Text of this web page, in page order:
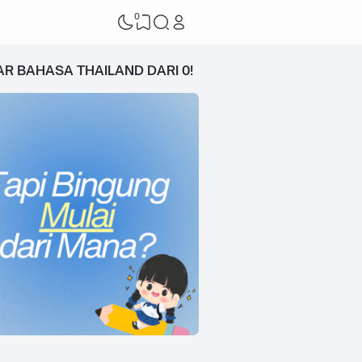
0
BAHASA THAILAND DARI 0!